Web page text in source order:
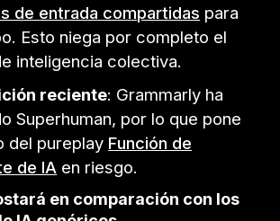
de entrada compartidas para
Esto niega por completo el
inteligencia colectiva.
reciente: Grammarly ha
Superhuman, por lo que pone
del pureplay Función de
de IA en riesgo.
en comparación con los